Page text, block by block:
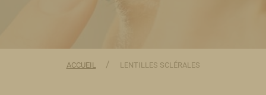
ACCUEIL / LENTILLES SCLÉRALES